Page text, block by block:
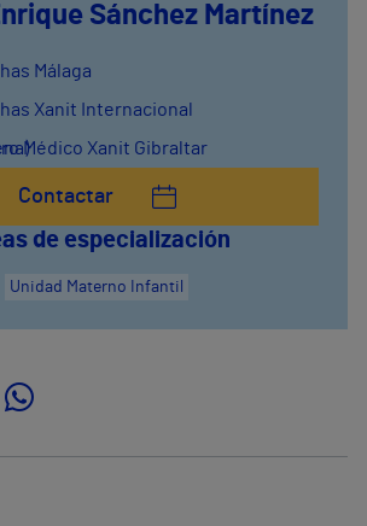
Sánchez Martínez
Málaga
Xanit Internacional
Médico Xanit Gibraltar
Contactar
de especialización
Unidad Materno Infantil